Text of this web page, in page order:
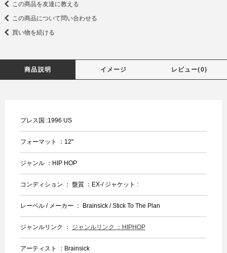
この商品を友達に教える
この商品について問い合わせる
買い物を続ける
商品説明 イメージ レビュー(0)
プレス国 :1996 US
フォーマット ：12"
ジャンル ：HIP HOP
コンディション ： 盤質 ：EX-/ ジャケット :
レーベル / メーカー ： Brainsick / Stick To The Plan
ジャンルリンク ： ジャンルリンク ：HIPHOP
アーティスト ：Brainsick